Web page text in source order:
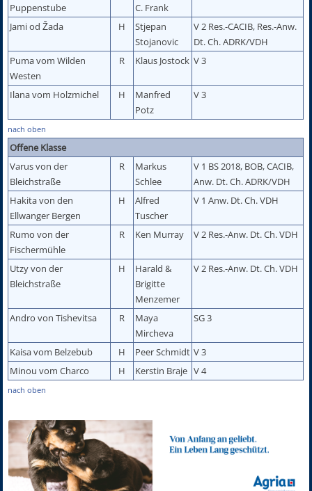
Puppenstube
C. Frank
Jami od Žada H
Stjepan
Stojanovic
V 2 Res.-CACIB, Res.-Anw.
Dt. Ch. ADRK/VDH
Puma vom Wilden
Westen
R Klaus Jostock V 3
Ilana vom Holzmichel H
Manfred
Potz
V 3
nach oben
Offene Klasse
Varus von der
Bleichstraße
R
Markus
Schlee
V 1 BS 2018, BOB, CACIB,
Anw. Dt. Ch. ADRK/VDH
Hakita von den
Ellwanger Bergen
H
Alfred
Tuscher
V 1 Anw. Dt. Ch. VDH
Rumo von der
Fischermühle
R Ken Murray V 2 Res.-Anw. Dt. Ch. VDH
Utzy von der
Bleichstraße
H
Harald &
Brigitte
Menzemer
V 2 Res.-Anw. Dt. Ch. VDH
Andro von Tishevitsa R
Maya
Mircheva
SG 3
Kaisa vom Belzebub H Peer Schmidt V 3
Minou vom Charco
H Kerstin Braje V 4
nach oben